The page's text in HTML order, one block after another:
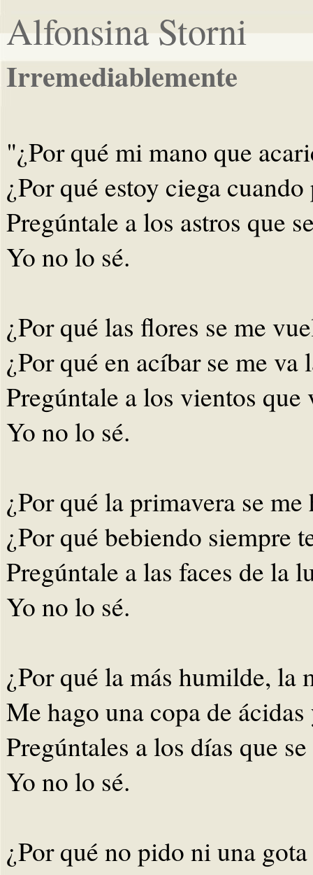
Alfonsina Storni
Irremediablemente
"¿Por qué mi mano que
¿Por qué estoy ciega
Pregúntale a los astros que
Yo no lo sé.
¿Por qué las flores se me
¿Por qué en acíbar se me va
Pregúntale a los vientos que
Yo no lo sé.
¿Por qué la primavera se me
¿Por qué bebiendo siempre
Pregúntale a las faces de la
Yo no lo sé.
¿Por qué la más humilde, la
Me hago una copa de
Pregúntales a los días que
Yo no lo sé.
¿Por qué no pido ni una